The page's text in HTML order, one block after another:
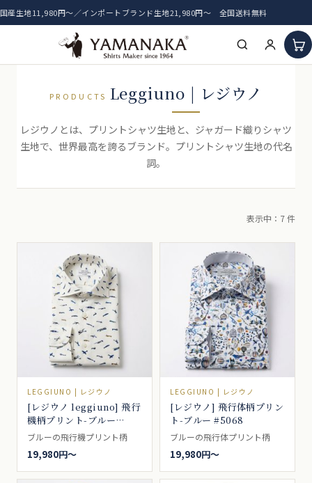
国産生地11,980円〜／インポートブランド生地21,980円〜 全国送料無料
新着生地
おすすめ生地
PRODUCTS Leggiuno | レジウノ
レジウノとは、プリントシャツ生地と、ジャガード織りシャツ
生地で、世界最高を誇るブランド。プリントシャツ生地の代名
詞。
表示中：7 件
LEGGIUNO | レジウノ
[レジウノ leggiuno] 飛行
機柄プリント-ブルー
#5064
ブルーの飛行機プリント柄
19,980円〜
LEGGIUNO | レジウノ
[レジウノ] 飛行体柄プリン
ト-ブルー #5068
ブルーの飛行体プリント柄
19,980円〜